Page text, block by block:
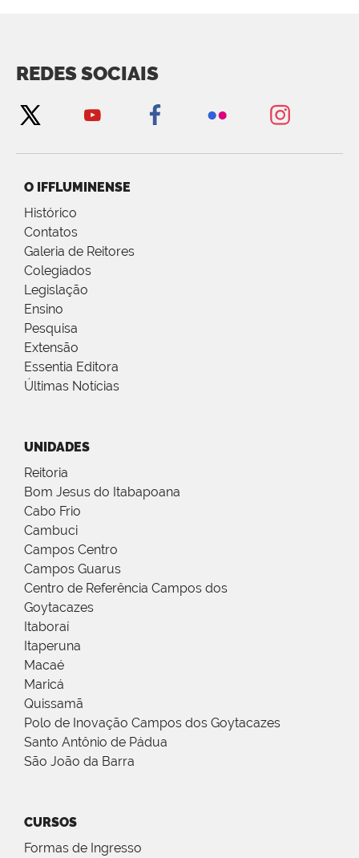
REDES SOCIAIS
O IFFLUMINENSE
Histórico
Contatos
Galeria de Reitores
Colegiados
Legislação
Ensino
Pesquisa
Extensão
Essentia Editora
Últimas Notícias
UNIDADES
Reitoria
Bom Jesus do Itabapoana
Cabo Frio
Cambuci
Campos Centro
Campos Guarus
Centro de Referência Campos dos
Goytacazes
Itaboraí
Itaperuna
Macaé
Maricá
Quissamã
Polo de Inovação Campos dos Goytacazes
Santo Antônio de Pádua
São João da Barra
CURSOS
Formas de Ingresso